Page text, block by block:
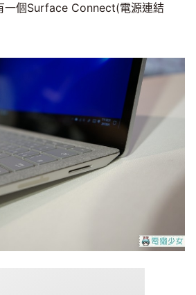
一個Surface Connect(電源連結